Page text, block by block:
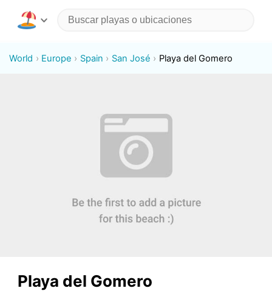
World Europe Spain San José Playa del Gomero
Playa del Gomero